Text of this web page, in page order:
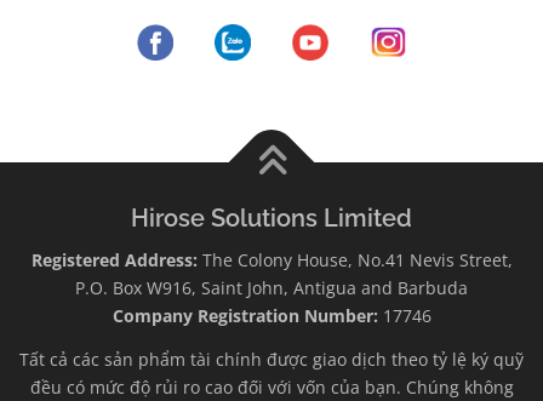
Hirose Solutions Limited
Registered Address: The Colony House, No.41 Nevis Street,
P.O. Box W916, Saint John, Antigua and Barbuda
Company Registration Number: 17746
Tất cả các sản phẩm tài chính được giao dịch theo tỷ lệ ký quỹ
đều có mức độ rủi ro cao đối với vốn của bạn. Chúng không